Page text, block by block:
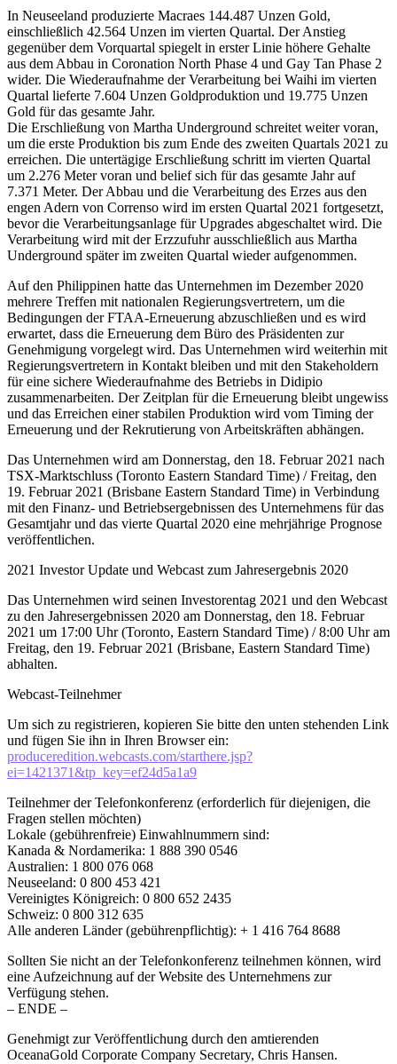
In Neuseeland produzierte Macraes 144.487 Unzen Gold,
einschließlich 42.564 Unzen im vierten Quartal. Der Anstieg
gegenüber dem Vorquartal spiegelt in erster Linie höhere Gehalte
aus dem Abbau in Coronation North Phase 4 und Gay Tan Phase 2
wider. Die Wiederaufnahme der Verarbeitung bei Waihi im vierten
Quartal lieferte 7.604 Unzen Goldproduktion und 19.775 Unzen
Gold für das gesamte Jahr.
Die Erschließung von Martha Underground schreitet weiter voran,
um die erste Produktion bis zum Ende des zweiten Quartals 2021 zu
erreichen. Die untertägige Erschließung schritt im vierten Quartal
um 2.276 Meter voran und belief sich für das gesamte Jahr auf
7.371 Meter. Der Abbau und die Verarbeitung des Erzes aus den
engen Adern von Correnso wird im ersten Quartal 2021 fortgesetzt,
bevor die Verarbeitungsanlage für Upgrades abgeschaltet wird. Die
Verarbeitung wird mit der Erzzufuhr ausschließlich aus Martha
Underground später im zweiten Quartal wieder aufgenommen.
Auf den Philippinen hatte das Unternehmen im Dezember 2020
mehrere Treffen mit nationalen Regierungsvertretern, um die
Bedingungen der FTAA-Erneuerung abzuschließen und es wird
erwartet, dass die Erneuerung dem Büro des Präsidenten zur
Genehmigung vorgelegt wird. Das Unternehmen wird weiterhin mit
Regierungsvertretern in Kontakt bleiben und mit den Stakeholdern
für eine sichere Wiederaufnahme des Betriebs in Didipio
zusammenarbeiten. Der Zeitplan für die Erneuerung bleibt ungewiss
und das Erreichen einer stabilen Produktion wird vom Timing der
Erneuerung und der Rekrutierung von Arbeitskräften abhängen.
Das Unternehmen wird am Donnerstag, den 18. Februar 2021 nach
TSX-Marktschluss (Toronto Eastern Standard Time) / Freitag, den
19. Februar 2021 (Brisbane Eastern Standard Time) in Verbindung
mit den Finanz- und Betriebsergebnissen des Unternehmens für das
Gesamtjahr und das vierte Quartal 2020 eine mehrjährige Prognose
veröffentlichen.
2021 Investor Update und Webcast zum Jahresergebnis 2020
Das Unternehmen wird seinen Investorentag 2021 und den Webcast
zu den Jahresergebnissen 2020 am Donnerstag, den 18. Februar
2021 um 17:00 Uhr (Toronto, Eastern Standard Time) / 8:00 Uhr am
Freitag, den 19. Februar 2021 (Brisbane, Eastern Standard Time)
abhalten.
Webcast-Teilnehmer
Um sich zu registrieren, kopieren Sie bitte den unten stehenden Link
und fügen Sie ihn in Ihren Browser ein:
produceredition.webcasts.com/starthere.jsp?
ei=1421371&tp_key=ef24d5a1a9
Teilnehmer der Telefonkonferenz (erforderlich für diejenigen, die
Fragen stellen möchten)
Lokale (gebührenfreie) Einwahlnummern sind:
Kanada & Nordamerika: 1 888 390 0546
Australien: 1 800 076 068
Neuseeland: 0 800 453 421
Vereinigtes Königreich: 0 800 652 2435
Schweiz: 0 800 312 635
Alle anderen Länder (gebührenpflichtig): + 1 416 764 8688
Sollten Sie nicht an der Telefonkonferenz teilnehmen können, wird
eine Aufzeichnung auf der Website des Unternehmens zur
Verfügung stehen.
– ENDE –
Genehmigt zur Veröffentlichung durch den amtierenden
OceanaGold Corporate Company Secretary, Chris Hansen.